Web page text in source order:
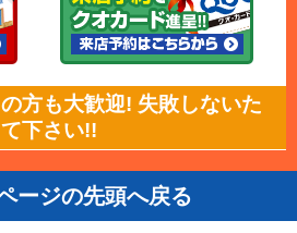
方も大歓迎! 失敗しないた
下さい!!
ージの先頭へ戻る